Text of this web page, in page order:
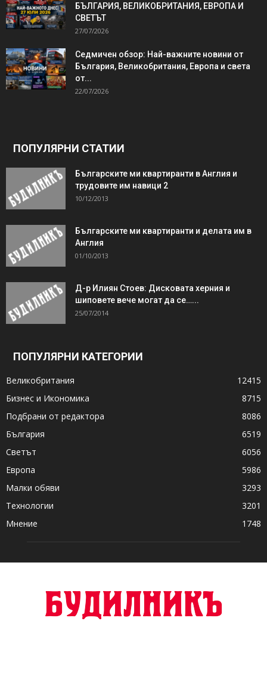
БЪЛГАРИЯ, ВЕЛИКОБРИТАНИЯ, ЕВРОПА И
СВЕТЪТ
27/07/2026
Седмичен обзор: Най-важните новини от
България, Великобритания, Европа и света
от...
22/07/2026
ПОПУЛЯРНИ СТАТИИ
Българските ми квартиранти в Англия и
трудовите им навици 2
10/12/2013
Българските ми квартиранти и делата им в
Англия
01/10/2013
Д-р Илиян Стоев: Дисковата херния и
шиповете вече могат да се…...
25/07/2014
ПОПУЛЯРНИ КАТЕГОРИИ
Великобритания
12415
Бизнес и Икономика
8715
Подбрани от редактора
8086
България
6519
Светът
6056
Европа
5986
Малки обяви
3293
Технологии
3201
Мнение
1748